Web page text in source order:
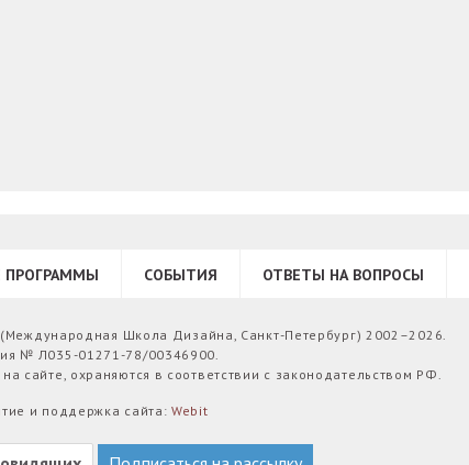
ПРОГРАММЫ СОБЫТИЯ ОТВЕТЫ НА ВОПРОСЫ
Школа Дизайна, Санкт-Петербург) 2002–2026.
№ Л035-01271-78/00346900.
сайте, охраняются в соответствии с законодательством РФ.
и поддержка сайта:Webit